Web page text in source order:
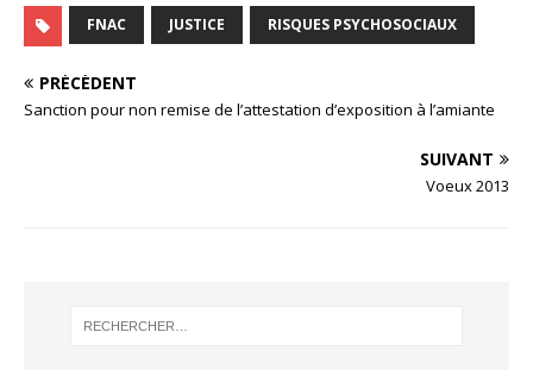
FNAC JUSTICE RISQUES PSYCHOSOCIAUX
PRÉCÉDENT
Sanction pour non remise de l’attestation d’exposition à l’amiante
SUIVANT
Voeux 2013